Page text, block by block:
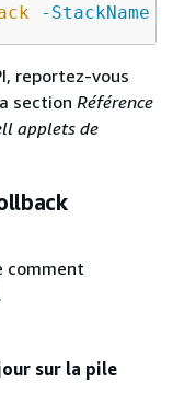
-StackName
reportez-vous
section Référence
applets de
comment
.
sur la pile